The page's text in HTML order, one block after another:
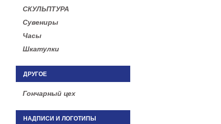
СКУЛЬПТУРА
Сувениры
Часы
Шкатулки
ДРУГОЕ
Гончарный цех
НАДПИСИ И ЛОГОТИПЫ